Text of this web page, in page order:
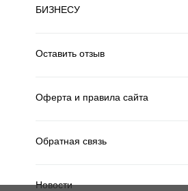
БИЗНЕСУ
Оставить отзыв
Оферта и правила сайта
Обратная связь
Новости